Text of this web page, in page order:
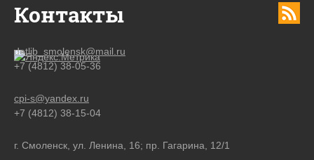
Контакты
detlib_smolensk@mail.ru
+7 (4812) 38-05-36
cpi-s@yandex.ru
+7 (4812) 38-15-04
г. Смоленск, ул. Ленина, 16; пр. Гагарина, 12/1